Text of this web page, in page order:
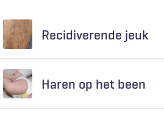
Recidiverende jeuk
Haren op het been